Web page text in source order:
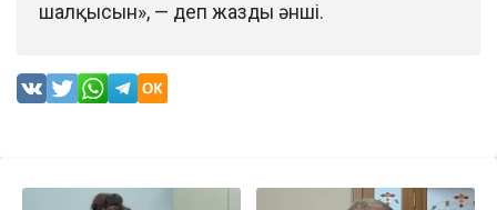
шалқысын», — деп жазды әнші.